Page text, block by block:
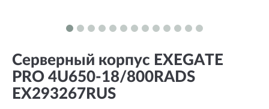
Серверный корпус EXEGATE
PRO 4U650-18/800RADS
EX293267RUS